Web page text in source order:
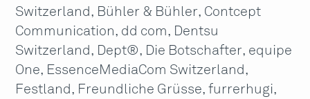
Switzerland, Bühler & Bühler, Contcept
Communication, dd com, Dentsu
Switzerland, Dept®, Die Botschafter, equipe
One, EssenceMediaCom Switzerland,
Festland, Freundliche Grüsse, furrerhugi,